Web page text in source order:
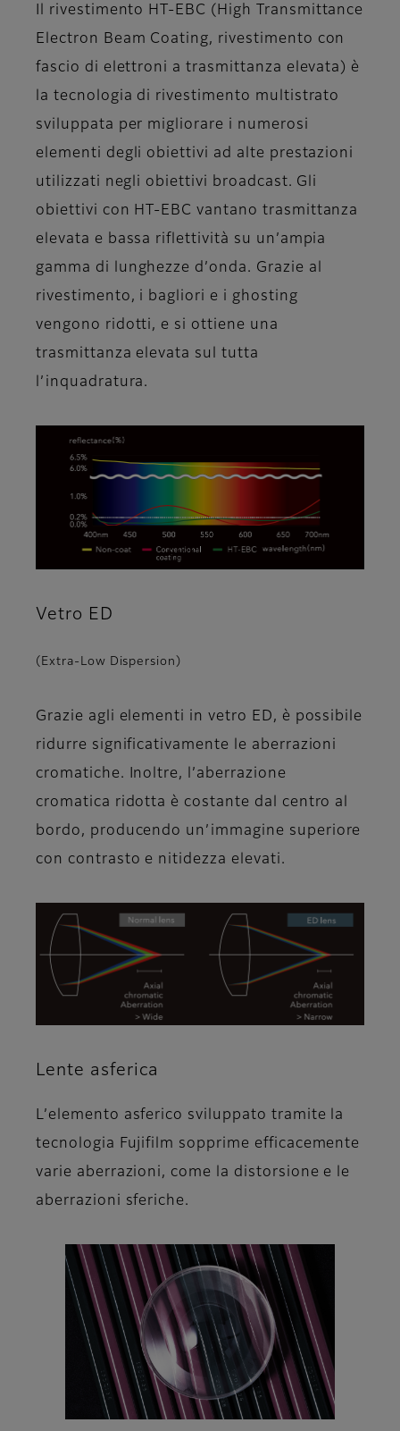
Il rivestimento HT-EBC (High Transmittance
Electron Beam Coating, rivestimento con
fascio di elettroni a trasmittanza elevata) è
la tecnologia di rivestimento multistrato
sviluppata per migliorare i numerosi
elementi degli obiettivi ad alte prestazioni
utilizzati negli obiettivi broadcast. Gli
obiettivi con HT-EBC vantano trasmittanza
elevata e bassa riflettività su un’ampia
gamma di lunghezze d’onda. Grazie al
rivestimento, i bagliori e i ghosting
vengono ridotti, e si ottiene una
trasmittanza elevata sul tutta
l’inquadratura.
Vetro ED
(Extra-Low Dispersion)
Grazie agli elementi in vetro ED, è possibile
ridurre significativamente le aberrazioni
cromatiche. Inoltre, l’aberrazione
cromatica ridotta è costante dal centro al
bordo, producendo un’immagine superiore
con contrasto e nitidezza elevati.
Lente asferica
L’elemento asferico sviluppato tramite la
tecnologia Fujifilm sopprime efficacemente
varie aberrazioni, come la distorsione e le
aberrazioni sferiche.